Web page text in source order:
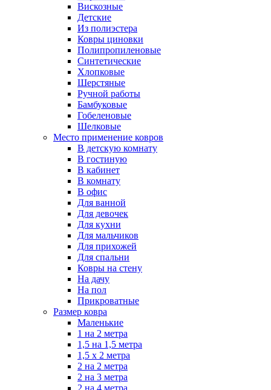
Вискозные
Детские
Из полиэстера
Ковры циновки
Полипропиленовые
Синтетические
Хлопковые
Шерстяные
Ручной работы
Бамбуковые
Гобеленовые
Шелковые
Место применение ковров
В детскую комнату
В гостиную
В кабинет
В комнату
В офис
Для ванной
Для девочек
Для кухни
Для мальчиков
Для прихожей
Для спальни
Ковры на стену
На дачу
На пол
Прикроватные
Размер ковра
Маленькие
1 на 2 метра
1,5 на 1,5 метра
1,5 х 2 метра
2 на 2 метра
2 на 3 метра
2 на 4 метра